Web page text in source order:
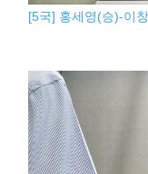
[5국] 홍세영(승)-이